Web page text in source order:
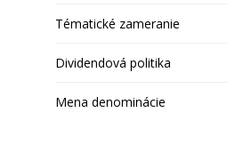
Tématické zameranie
Dividendová politika
Mena denominácie